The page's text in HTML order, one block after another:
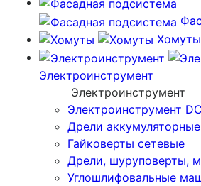
Хомуты
Электроинструмент
Электроинструмент
Электроинструмент
Дрели аккумуляторные
Гайковерты сетевые
Дрели, шуруповерты,
Углошлифовальные